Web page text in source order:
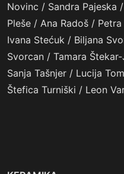
Novinc / Sandra Pajeska
Pleše / Ana Radoš /
Ivana Stećuk / Biljana
Svorcan / Tamara
Sanja Tašnjer / Lucija
Štefica Turniški / Leon